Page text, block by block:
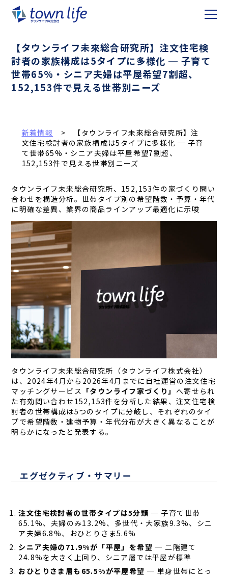
【タウンライフ未來総合研究所】注文住宅検
討者の家族構成は5タイプに多様化 ─ 子育て
世帯65%・シニア夫婦は平屋希望7割超、
152,153件で見える世帯別ニーズ
新着情報
> 【タウンライフ未來総合研究所】注
文住宅検討者の家族構成は5タイプに多様化 ─ 子育
て世帯65%・シニア夫婦は平屋希望7割超、
152,153件で見える世帯別ニーズ
タウンライフ未来総合研究所、152,153件の家づくり問い
合わせを構造分析。世帯タイプ別の希望階数・予算・年代
に明確な差異、業界の商品ラインアップ最適化に示唆
タウンライフ未来総合研究所（タウンライフ株式会社）
は、2024年4月から2026年4月までに自社運営の注文住宅
マッチングサービス 「タウンライフ家づくり」 へ寄せられ
た有効問い合わせ152,153件を分析した結果、注文住宅検
討者の世帯構成は5つのタイプに分岐し、それぞれのタイ
プで希望階数・建物予算・年代分布が大きく異なることが
明らかになったと発表する。
エグゼクティブ・サマリー
注文住宅検討者の世帯タイプは5分類 ─ 子育て世帯
65.1%、夫婦のみ13.2%、多世代・大家族9.3%、シニ
ア夫婦6.8%、おひとりさま5.6%
シニア夫婦の71.9%が「平屋」を希望 ─ 二階建て
24.8%を大きく上回り、シニア層では平屋が標準
おひとりさま層も65.5%が平屋希望 ─ 単身世帯にとっ